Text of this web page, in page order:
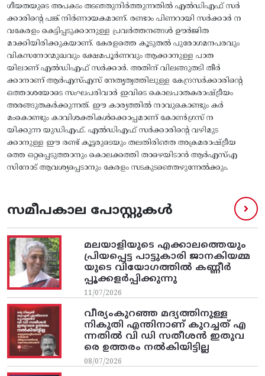
ഗീയതയുടെ അപകടം തടഞ്ഞുനിർത്തുന്നതിൽ എൽഡിഎഫ് സർ
ക്കാരിന്റെ പങ്ക് നിർണായകമാണ്. രണ്ടാം പിണറായി സർക്കാർ ന
വകേരളം കെട്ടിപ്പടുക്കാനുള്ള പ്രവർത്തനങ്ങൾ ഊർജിത
മാക്കിയിരിക്കുകയാണ്. കേരളത്തെ കൂടുതൽ പുരോഗമനപരവും
വികസനോന്മുഖവും ക്ഷേമപൂർണവും ആക്കാനുള്ള പാത
യിലാണ് എൽഡിഎഫ് സർക്കാർ. അതിന് വിലങ്ങുതടി തീർ
ക്കാനാണ് ആർഎസ്എസ് നേതൃത്വത്തിലുള്ള കേന്ദ്രസർക്കാരിന്റെ
ഒത്താശയോടെ സംഘപരിവാർ ഇവിടെ കൊലപാതകരാഷ്‌ട്രീയം
അരങ്ങുതകർക്കുന്നത്. ഈ കാര്യത്തിൽ നാവുകൊണ്ടും കർ
മംകൊണ്ടും കാവിശക്തികൾക്കൊപ്പമാണ് കോൺഗ്രസ് ന
യിക്കുന്ന യുഡിഎഫ്. എൽഡിഎഫ് സർക്കാരിന്റെ വഴിമുട
ക്കാനുള്ള ഈ രണ്ട് കൂട്ടരുടെയും തലതിരിഞ്ഞ അക്രമരാഷ്ട്രീയ
ത്തെ ഒറ്റപ്പെടുത്താനും കൊലക്കത്തി താഴെയിടാൻ ആർഎസ്എ
സിനോട് ആവശ്യപ്പെടാനും കേരളം സടകുടഞ്ഞെഴുന്നേൽക്കും.
സമീപകാല പോസ്റ്റുകൾ
മലയാളിയുടെ എക്കാലത്തെയും
പ്രിയപ്പെട്ട പാട്ടുകാരി ജാനകിയമ്മ
യുടെ വിയോഗത്തിൽ കണ്ണീർ
പ്പൂക്കളർപ്പിക്കുന്നു
11/07/2026
വീര്യംകുറഞ്ഞ മദ്യത്തിനുള്ള
നികുതി എന്തിനാണ് കുറച്ചത് എ
ന്നതിൽ വി ഡി സതീശൻ ഇതുവ
രെ ഉത്തരം നൽകിയിട്ടില്ല
08/07/2026